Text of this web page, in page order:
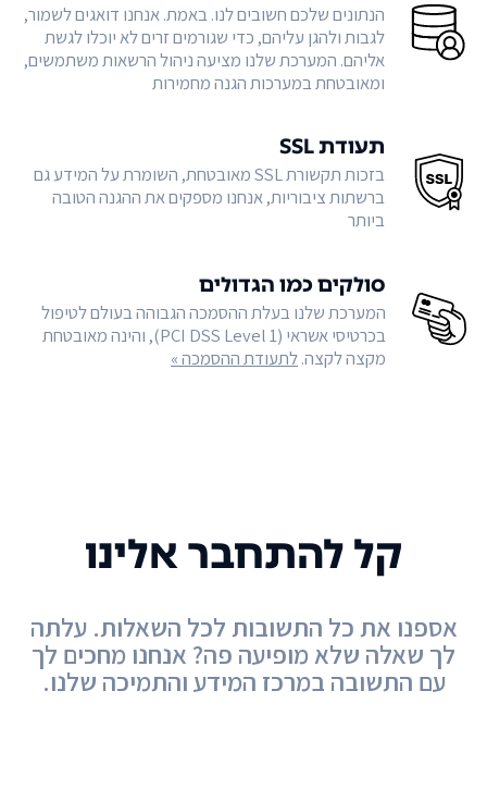
הנתונים שלכם חשובים לנו. באמת. אנחנו דואגים לשמור,
לגבות ולהגן עליהם, כדי שגורמים זרים לא יוכלו לגשת
אליהם. המערכת שלנו מציעה ניהול הרשאות משתמשים,
ומאובטחת במערכות הגנה מחמירות
תעודת SSL
בזכות תקשורת SSL מאובטחת, השומרת על המידע גם
ברשתות ציבוריות, אנחנו מספקים את ההגנה הטובה
ביותר
סולקים כמו הגדולים
המערכת שלנו בעלת ההסמכה הגבוהה בעולם לטיפול
בכרטיסי אשראי (PCI DSS Level 1), והינה מאובטחת
מקצה לקצה.לתעודת ההסמכה »
קל להתחבר אלינו
אספנו את כל התשובות לכל השאלות. עלתה
לך שאלה שלא מופיעה פה? אנחנו מחכים לך
עם התשובה במרכז המידע והתמיכה שלנו.